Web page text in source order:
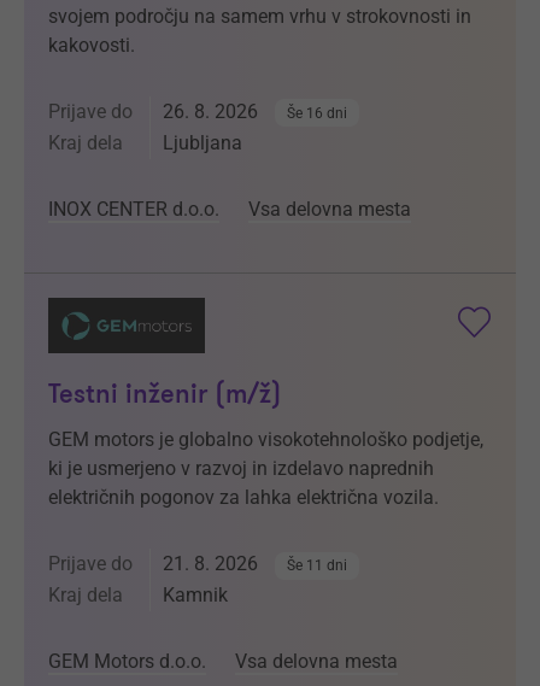
svojem področju na samem vrhu v strokovnosti in
kakovosti.
Prijave do 26. 8. 2026 Še 16 dni
Kraj dela Ljubljana
INOX CENTER d.o.o. Vsa delovna mesta
Testni inženir (m/ž)
GEM motors je globalno visokotehnološko podjetje,
ki je usmerjeno v razvoj in izdelavo naprednih
električnih pogonov za lahka električna vozila.
Prijave do 21. 8. 2026 Še 11 dni
Kraj dela Kamnik
GEM Motors d.o.o. Vsa delovna mesta